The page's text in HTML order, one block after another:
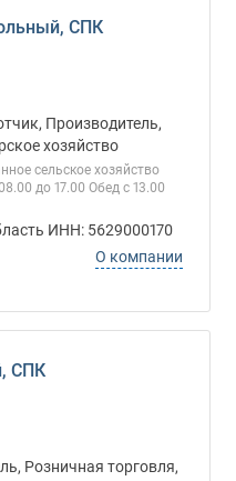
СПК
Производитель,
хозяйство
сельское хозяйство
до 17.00 Обед с 13.00
ИНН: 5629000170
О компании
СПК
Розничная торговля,